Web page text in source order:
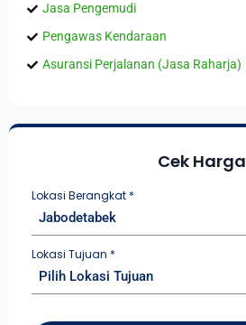
Jasa Pengemudi
Pengawas Kendaraan
Asuransi Perjalanan (Jasa Raharja)
Cek Harga
Lokasi Berangkat *
Jabodetabek
Lokasi Tujuan *
Pilih Lokasi Tujuan